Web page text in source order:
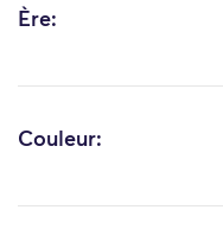
Ère:
Couleur: